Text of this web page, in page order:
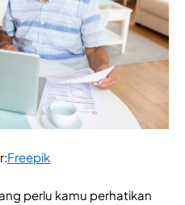
Freepik
perlu kamu perhatikan